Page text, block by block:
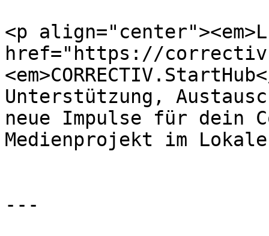
<p
href="https://
Unterstützung,
neue Impulse für dein
Medienprojekt im
---